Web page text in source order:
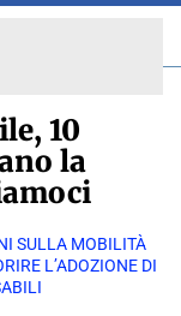
10
la
SULLA MOBILITÀ
L’ADOZIONE DI